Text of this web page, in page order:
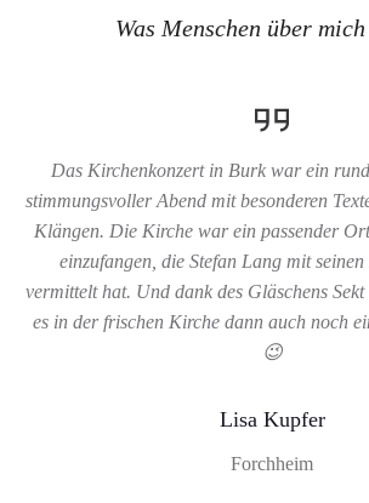
Was Menschen über mich
Das Kirchenkonzert in Burk war ein
stimmungsvoller Abend mit besonderen
Klängen. Die Kirche war ein passender
einzufangen, die Stefan Lang mit
vermittelt hat. Und dank des Gläschens
es in der frischen Kirche dann auch noch
😉
Lisa Kupfer
Forchheim